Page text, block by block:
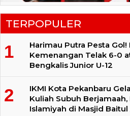
TERPOPULER
Harimau Putra Pesta
Kemenangan Telak 6-0
Bengkalis Junior U-12
IKMI Kota Pekanbaru
Kuliah Subuh
Islamiyah di Masjid Baitul